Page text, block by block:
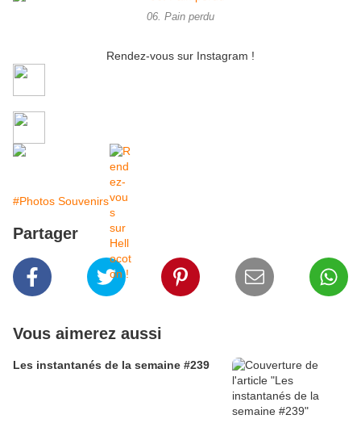
06. Pain perdu
Rendez-vous sur Instagram !
#Photos Souvenirs
Partager
Vous aimerez aussi
Les instantanés de la semaine #239